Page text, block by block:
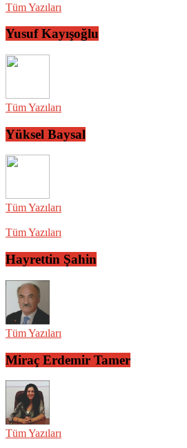
Tüm Yazıları
Yusuf Kayışoğlu
Tüm Yazıları
Yüksel Baysal
Tüm Yazıları
Tüm Yazıları
Hayrettin Şahin
Tüm Yazıları
Miraç Erdemir Tamer
Tüm Yazıları